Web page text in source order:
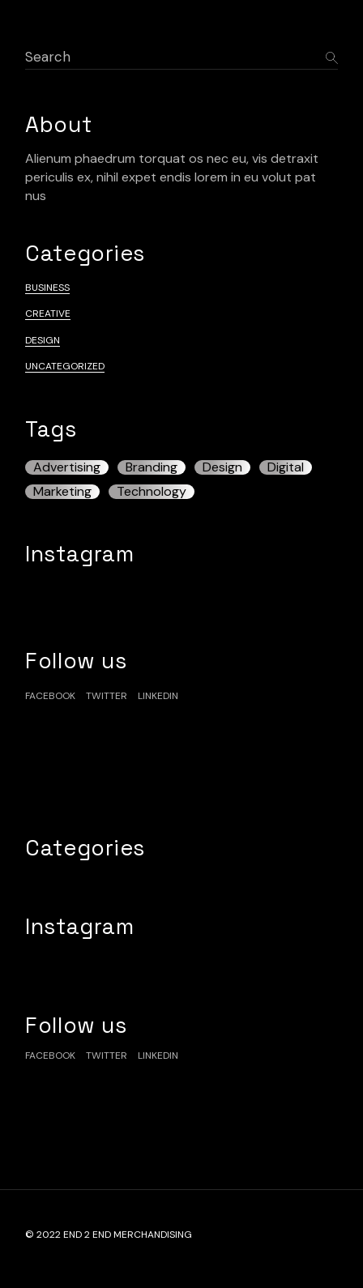
About
Alienum phaedrum torquat os nec eu, vis detraxit
periculis ex, nihil expet endis lorem in eu volut pat
nus
Categories
BUSINESS
CREATIVE
DESIGN
UNCATEGORIZED
Tags
Advertising Branding Design
Digital
Marketing
Technology
Instagram
Follow us
FACEBOOK TWITTER LINKEDIN
Categories
Instagram
Follow us
FACEBOOK TWITTER LINKEDIN
© 2022END 2 END MERCHANDISING